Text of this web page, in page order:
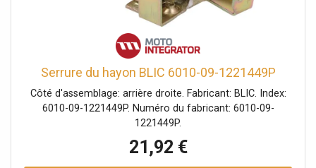
Serrure du hayon BLIC 6010-09-1221449P
Côté d'assemblage: arrière droite. Fabricant: BLIC. Index:
6010-09-1221449P. Numéro du fabricant: 6010-09-
1221449P.
21,92 €